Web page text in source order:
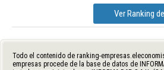
Ver Ranking
Todo el contenido de ranking-
empresas procede de la base de datos de